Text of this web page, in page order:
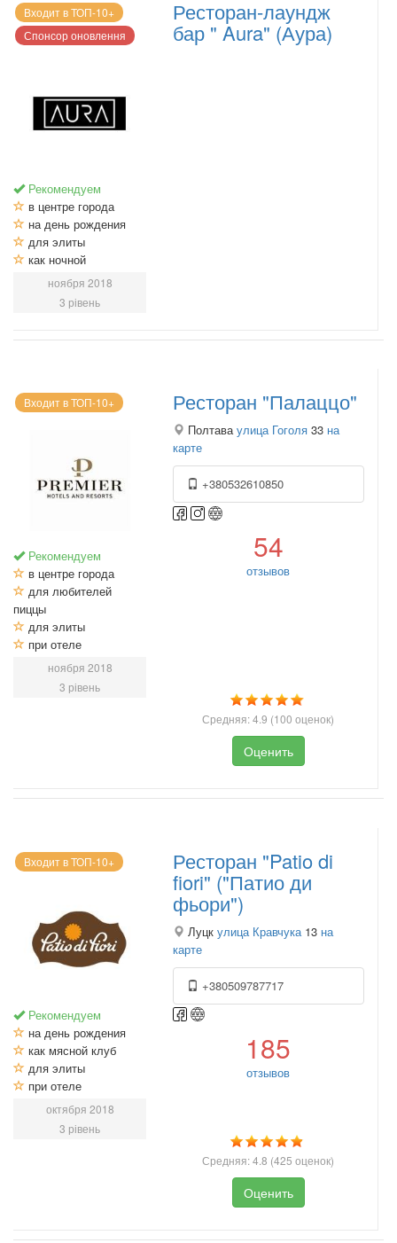
Входит в ТОП-10+
Спонсор оновлення
Рекомендуем
в центре города
на день рождения
для элиты
как ночной
ноября 2018
3 рівень
Ресторан-лаундж
бар " Aura" (Аура)
Входит в ТОП-10+
Рекомендуем
в центре города
для любителей
пиццы
для элиты
при отеле
ноября 2018
3 рівень
Ресторан "Палаццо"
Полтаваулица Гоголя 33 на
карте
+380532610850
54
отзывов
Средняя:4.9 (100 оценок)
Оценить
Входит в ТОП-10+
Рекомендуем
на день рождения
как мясной клуб
для элиты
при отеле
октября 2018
3 рівень
Ресторан "Patio di
fiori" ("Патио ди
фьори")
Луцк улица Кравчука 13 на
карте
+380509787717
185
отзывов
Средняя:4.8 (425 оценок)
Оценить